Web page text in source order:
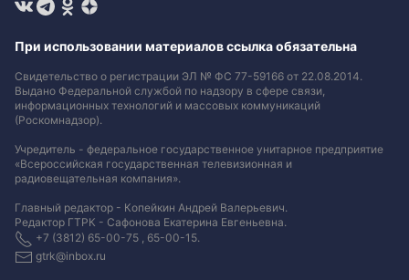
При использовании материалов ссылка обязательна
Свидетельство о регистрации ЭЛ № ФС 77-59166 от 22.08.2014.
Выдано Федеральной службой по надзору в сфере связи,
информационных технологий и массовых коммуникаций
(Роскомнадзор).
Учредитель - федеральное государственное унитарное предприятие
«Всероссийская государственная телевизионная и
радиовещательная компания».
Главный редактор - Копейкин Андрей Валерьевич.
Редактор ГТРК - Сафонова Екатерина Евгеньевна.
+7 (3812) 65-00-75 , 65-00-15.
gtrk@inbox.ru